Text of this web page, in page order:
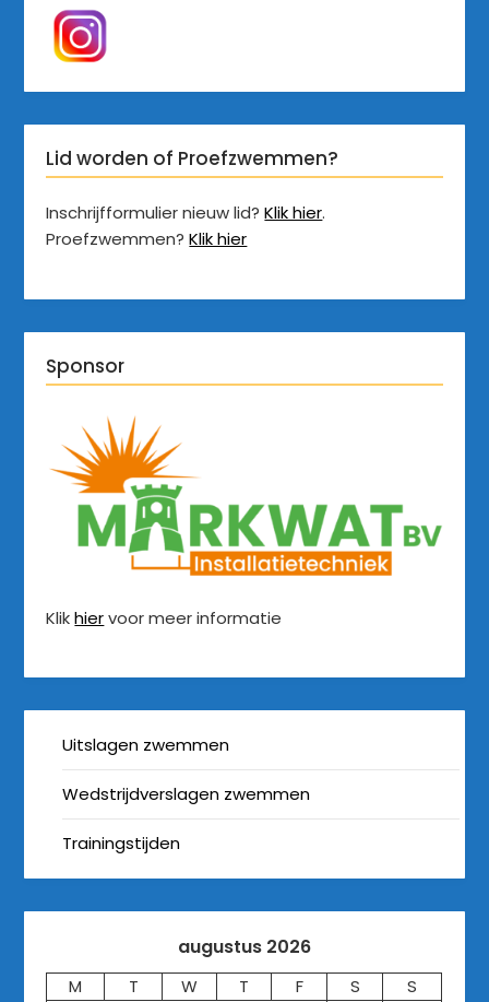
Lid worden of Proefzwemmen?
Inschrijfformulier nieuw lid?Klik hier.
Proefzwemmen?Klik hier
Sponsor
Klikhiervoor meer informatie
Uitslagen zwemmen
Wedstrijdverslagen zwemmen
Trainingstijden
augustus 2026
M T W T F S
S